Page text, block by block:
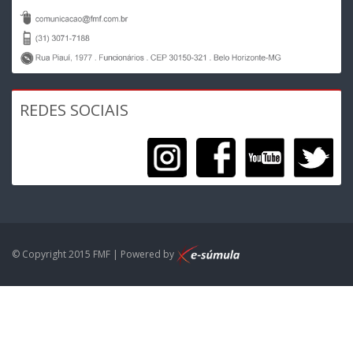
REDES SOCIAIS
© Copyright 2015 FMF | Powered by